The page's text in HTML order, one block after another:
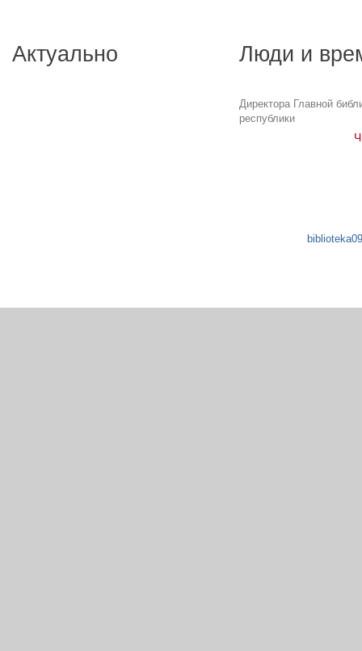
Актуально Люди и
Директора Главной
республики